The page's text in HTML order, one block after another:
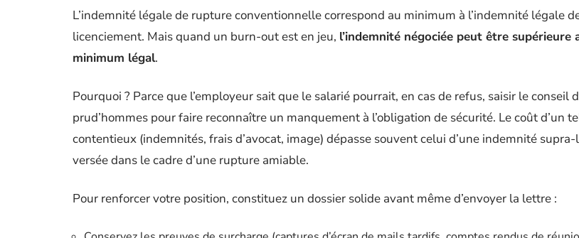
L’indemnité légale de rupture conventionnelle correspond au minimum à l’indemnité légale
licenciement. Mais quand un burn-out est en jeu, l’indemnité négociée peut être supérieure
minimum légal.
Pourquoi ? Parce que l’employeur sait que le salarié pourrait, en cas de refus, saisir le conseil
prud’hommes pour faire reconnaître un manquement à l’obligation de sécurité. Le coût d’un
contentieux (indemnités, frais d’avocat, image) dépasse souvent celui d’une indemnité
versée dans le cadre d’une rupture amiable.
Pour renforcer votre position, constituez un dossier solide avant même d’envoyer la lettre :